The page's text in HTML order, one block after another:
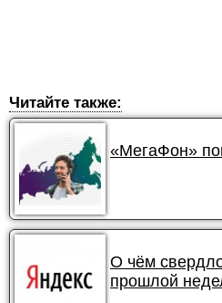
Читайте также:
«МегаФон»
О чём
прошлой